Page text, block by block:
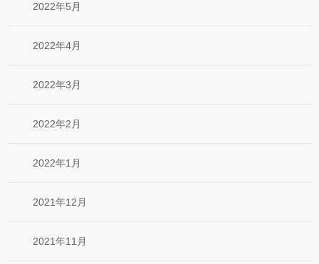
2022年5月
2022年4月
2022年3月
2022年2月
2022年1月
2021年12月
2021年11月